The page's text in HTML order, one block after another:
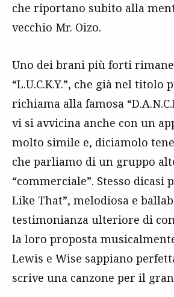
che riportano subito alla
vecchio Mr. Oizo.
Uno dei brani più forti
“L.U.C.K.Y.”, che già nel titolo
richiama alla famosa
vi si avvicina anche con un
molto simile e, diciamolo
che parliamo di un gruppo
“commerciale”. Stesso dicasi
Like That”, melodiosa e
testimonianza ulteriore di
la loro proposta
Lewis e Wise sappiano
scrive una canzone per il